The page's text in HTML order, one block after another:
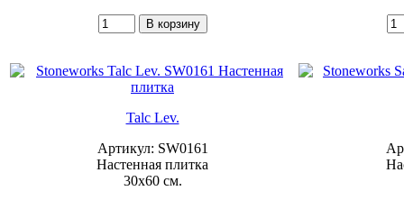
Talc Lev.
Артикул: SW0161
Настенная плитка
30x60 см.